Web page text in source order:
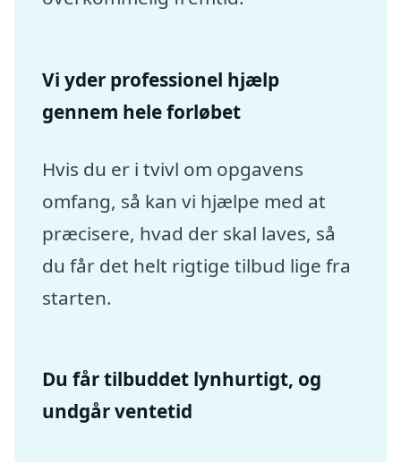
Vi yder professionel hjælp
gennem hele forløbet
Hvis du er i tvivl om opgavens
omfang, så kan vi hjælpe med at
præcisere, hvad der skal laves, så
du får det helt rigtige tilbud lige fra
starten.
Du får tilbuddet lynhurtigt, og
undgår ventetid